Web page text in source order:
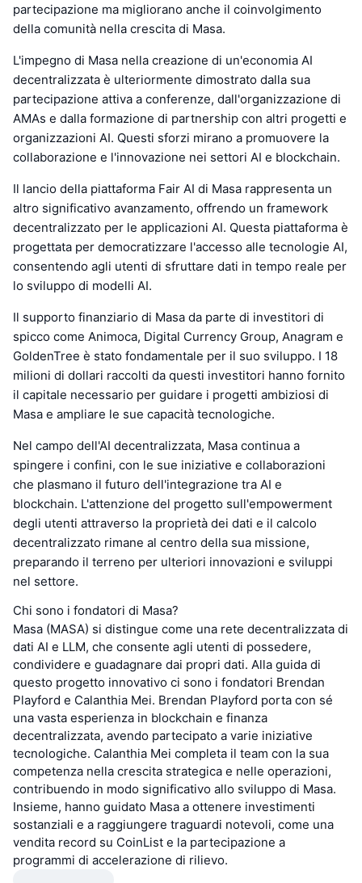
partecipazione ma migliorano anche il coinvolgimento
della comunità nella crescita di Masa.
L'impegno di Masa nella creazione di un'economia AI
decentralizzata è ulteriormente dimostrato dalla sua
partecipazione attiva a conferenze, dall'organizzazione di
AMAs e dalla formazione di partnership con altri progetti e
organizzazioni AI. Questi sforzi mirano a promuovere la
collaborazione e l'innovazione nei settori AI e blockchain.
Il lancio della piattaforma Fair AI di Masa rappresenta un
altro significativo avanzamento, offrendo un framework
decentralizzato per le applicazioni AI. Questa piattaforma è
progettata per democratizzare l'accesso alle tecnologie AI,
consentendo agli utenti di sfruttare dati in tempo reale per
lo sviluppo di modelli AI.
Il supporto finanziario di Masa da parte di investitori di
spicco come Animoca, Digital Currency Group, Anagram e
GoldenTree è stato fondamentale per il suo sviluppo. I 18
milioni di dollari raccolti da questi investitori hanno fornito
il capitale necessario per guidare i progetti ambiziosi di
Masa e ampliare le sue capacità tecnologiche.
Nel campo dell'AI decentralizzata, Masa continua a
spingere i confini, con le sue iniziative e collaborazioni
che plasmano il futuro dell'integrazione tra AI e
blockchain. L'attenzione del progetto sull'empowerment
degli utenti attraverso la proprietà dei dati e il calcolo
decentralizzato rimane al centro della sua missione,
preparando il terreno per ulteriori innovazioni e sviluppi
nel settore.
Chi sono i fondatori di Masa?
Masa (MASA) si distingue come una rete decentralizzata di
dati AI e LLM, che consente agli utenti di possedere,
condividere e guadagnare dai propri dati. Alla guida di
questo progetto innovativo ci sono i fondatori Brendan
Playford e Calanthia Mei. Brendan Playford porta con sé
una vasta esperienza in blockchain e finanza
decentralizzata, avendo partecipato a varie iniziative
tecnologiche. Calanthia Mei completa il team con la sua
competenza nella crescita strategica e nelle operazioni,
contribuendo in modo significativo allo sviluppo di Masa.
Insieme, hanno guidato Masa a ottenere investimenti
sostanziali e a raggiungere traguardi notevoli, come una
vendita record su CoinList e la partecipazione a
programmi di accelerazione di rilievo.